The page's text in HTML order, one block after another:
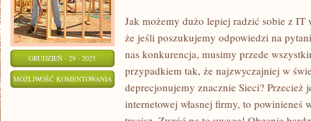
GRUDZIEŃ - 29 - 2025
MOŻLIWOŚĆ KOMENTOWANIA
Jak możemy dużo lepiej radzić sobie z IT
że jeśli poszukujemy odpowiedzi na
nas konkurencja, musimy przede
przypadkiem tak, że najzwyczajniej w
deprecjonujemy znacznie Sieci? Przecież
internetowej własnej firmy, to powinieneś